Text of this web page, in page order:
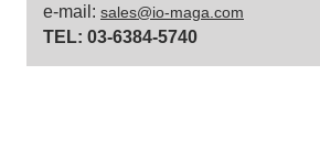
e-mail: sales@io-maga.com
TEL: 03-6384-5740